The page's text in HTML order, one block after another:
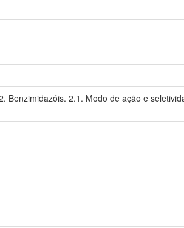
Benzimidazóis. 2.1. Modo de ação e